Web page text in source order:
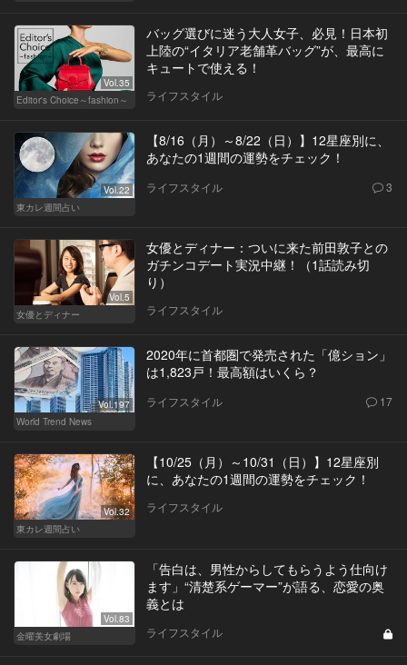
Vol.35
Editor's Choice～fashion～
バッグ選びに迷う大人女子、必見！日本初
上陸の“イタリア老舗革バッグ”が、最高に
キュートで使える！
ライフスタイル
Vol.22
東カレ週間占い
【8/16（月）～8/22（日）】12星座別に、
あなたの1週間の運勢をチェック！
ライフスタイル 3
Vol.5
女優とディナー
女優とディナー：ついに来た前田敦子との
ガチンコデート実況中継！（1話読み切
り）
ライフスタイル
Vol.197
World Trend News
2020年に首都圏で発売された「億ション」
は1,823戸！最高額はいくら？
ライフスタイル 17
Vol.32
東カレ週間占い
【10/25（月）～10/31（日）】12星座別
に、あなたの1週間の運勢をチェック！
ライフスタイル
Vol.83
金曜美女劇場
「告白は、男性からしてもらうよう仕向け
ます」“清楚系ゲーマー”が語る、恋愛の奥
義とは
ライフスタイル